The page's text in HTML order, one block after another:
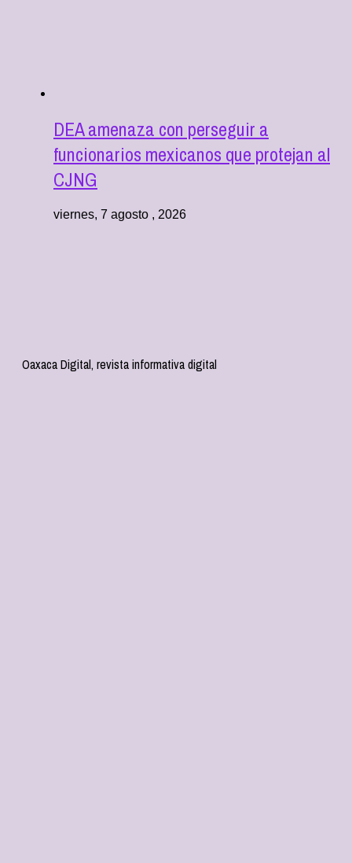
DEA amenaza con perseguir a
funcionarios mexicanos que protejan al
CJNG
viernes, 7 agosto , 2026
Oaxaca Digital, revista informativa digital